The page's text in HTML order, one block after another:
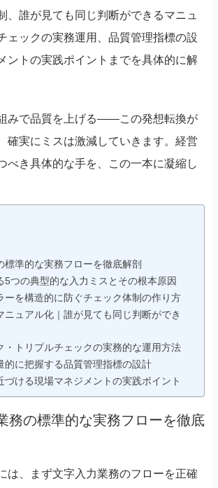
、誰が見ても同じ判断ができるマニュ
ェックの実務運用、品質管理指標の設
ントの実践ポイントまでを具体的に解
みで品質を上げる――この発想転換が
確実にミスは激減していきます。経営
べき具体的な手を、この一本に凝縮し
標準的な実務フローを徹底解剖
5つの典型的な入力ミスとその根本原因
ーを構造的に防ぐチェック体制の作り方
ニュアル化｜誰が見ても同じ判断ができ
・トリプルチェックの実務的な運用方法
的に把握する品質管理指標の設計
づける現場マネジメントの実践ポイント
務の標準的な実務フローを徹底
は、まず文字入力業務のフローを正確